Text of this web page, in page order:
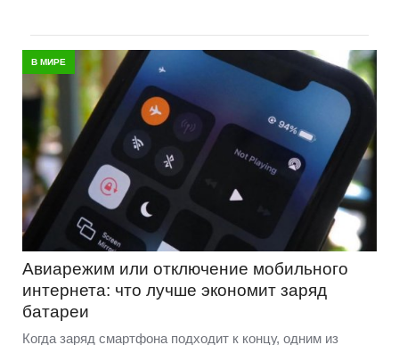
В МИРЕ
Авиарежим или отключение мобильного
интернета: что лучше экономит заряд
батареи
Когда заряд смартфона подходит к концу, одним из